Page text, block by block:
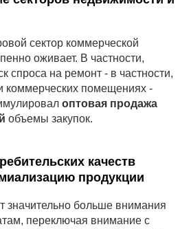
сектор коммерческой
оживает. В частности,
спроса на ремонт - в частности,
коммерческих помещениях -
оптовая продажа
объемы закупок.
качеств
продукции
значительно больше внимания
переключая внимание с